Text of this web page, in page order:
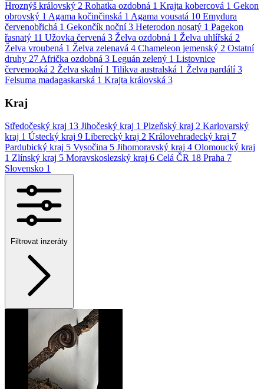
Hroznýš královský 2 Rohatka ozdobná 1 Krajta kobercová 1 Gekon
obrovský 1 Agama kočinčinská 1 Agama vousatá 10 Emydura
červenobřichá 1 Gekončík noční 3 Heterodon nosatý 1 Pagekon
řasnatý 11 Užovka červená 3 Želva ozdobná 1 Želva uhlířská 2
Želva vroubená 1 Želva zelenavá 4 Chameleon jemenský 2 Ostatní
druhy 27 Afrička ozdobná 3 Leguán zelený 1 Listovnice
červenooká 2 Želva skalní 1 Tilikva australská 1 Želva pardálí 3
Felsuma madagaskarská 1 Krajta královská 3
Kraj
Středočeský kraj 13 Jihočeský kraj 1 Plzeňský kraj 2 Karlovarský
kraj 1 Ústecký kraj 9 Liberecký kraj 2 Královehradecký kraj 7
Pardubický kraj 5 Vysočina 5 Jihomoravský kraj 4 Olomoucký kraj
1 Zlínský kraj 5 Moravskoslezský kraj 6 Celá ČR 18 Praha 7
Slovensko 1
Filtrovat inzeráty